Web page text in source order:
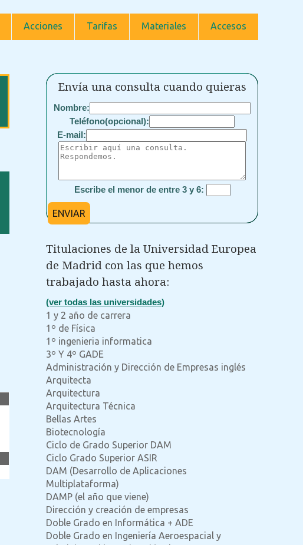
Acciones Tarifas Materiales Accesos
Envía una consulta cuando quieras
Nombre:
Teléfono(opcional):
E-mail:
Escribe el menor de entre 3 y 6:
ENVIAR
Titulaciones de la Universidad Europea
de Madrid con las que hemos
trabajado hasta ahora:
(ver todas las universidades)
1 y 2 año de carrera
1º de Física
1º ingenieria informatica
3º Y 4º GADE
Administración y Dirección de Empresas inglés
Arquitecta
Arquitectura
Arquitectura Técnica
Bellas Artes
Biotecnología
Ciclo de Grado Superior DAM
Ciclo Grado Superior ASIR
DAM (Desarrollo de Aplicaciones
Multiplataforma)
DAMP (el año que viene)
Dirección y creación de empresas
Doble Grado en Informática + ADE
Doble Grado en Ingeniería Aeroespacial y